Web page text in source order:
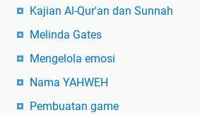
Kajian Al-Qur'an dan Sunnah
Melinda Gates
Mengelola emosi
Nama YAHWEH
Pembuatan game